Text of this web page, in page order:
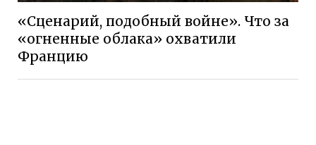
«Сценарий, подобный войне». Что за
«огненные облака» охватили
Францию